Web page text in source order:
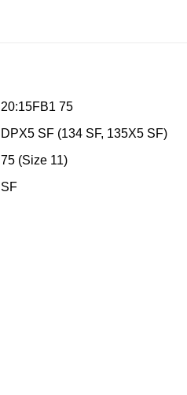
20:15FB1 75
DPX5 SF (134 SF, 135X5 SF)
75 (Size 11)
SF